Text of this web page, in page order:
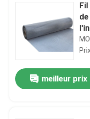
meilleur prix